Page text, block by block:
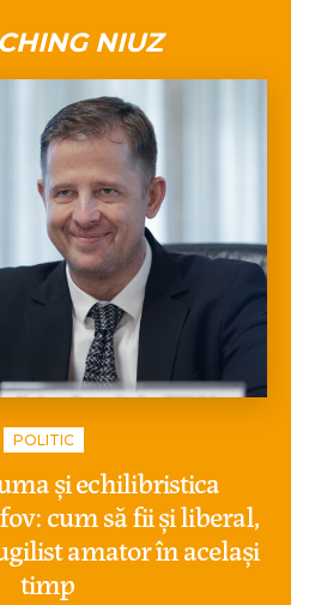
NIUZ
POLITIC
și echilibristica
cum să fii și liberal,
amator în același
timp